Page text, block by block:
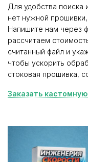
Для удобства поиска
нет нужной
Напишите нам через
рассчитаем
считанный файл и
чтобы ускорить
стоковая прошивка,
Заказать